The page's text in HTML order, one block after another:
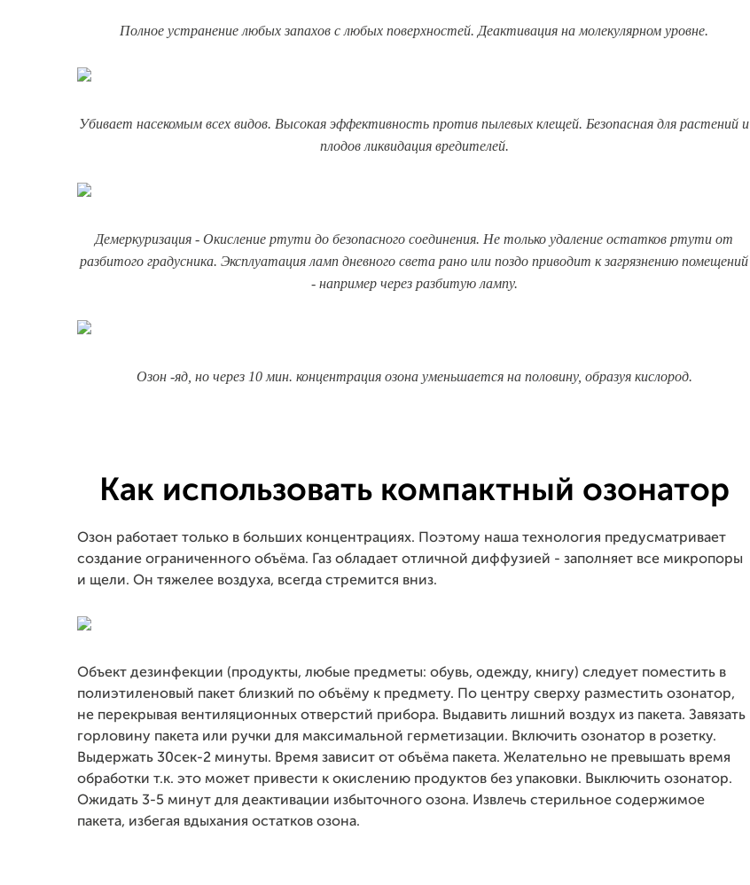
Полное устранение любых запахов с любых поверхностей. Деактивация на молекулярном уровне.
Убивает насекомым всех видов. Высокая эффективность против пылевых клещей. Безопасная для растений и
плодов ликвидация вредителей.
Демеркуризация - Окисление ртути до безопасного соединения. Не только удаление остатков ртути от
разбитого градусника. Эксплуатация ламп дневного света рано или поздо приводит к загрязнению помещений
- например через разбитую лампу.
Озон -яд, но через 10 мин. концентрация озона уменьшается на половину, образуя кислород.
Как использовать компактный озонатор
Озон работает только в больших концентрациях. Поэтому наша технология предусматривает
создание ограниченного объёма. Газ обладает отличной диффузией - заполняет все микропоры
и щели. Он тяжелее воздуха, всегда стремится вниз.
Объект дезинфекции (продукты, любые предметы: обувь, одежду, книгу) следует поместить в
полиэтиленовый пакет близкий по объёму к предмету. По центру сверху разместить озонатор,
не перекрывая вентиляционных отверстий прибора. Выдавить лишний воздух из пакета. Завязать
горловину пакета или ручки для максимальной герметизации. Включить озонатор в розетку.
Выдержать 30сек-2 минуты. Время зависит от объёма пакета. Желательно не превышать время
обработки т.к. это может привести к окислению продуктов без упаковки. Выключить озонатор.
Ожидать 3-5 минут для деактивации избыточного озона. Извлечь стерильное содержимое
пакета, избегая вдыхания остатков озона.